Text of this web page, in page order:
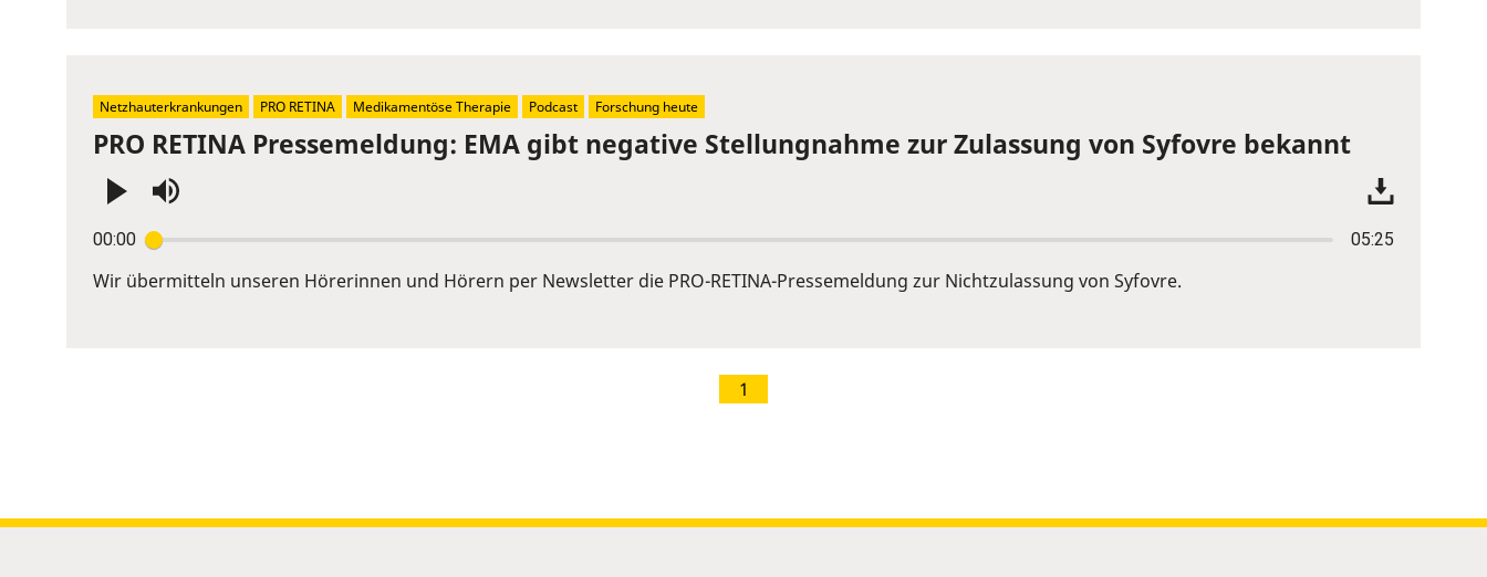
slider.
PRO RETINA Pressemeldung: EMA gibt negative Stellungnahme zur Zulassung von Syfovre bekannt
00:00 05:25
Enter
or
Wir übermitteln unseren Hörerinnen und Hörern per Newsletter die PRO-RETINA-Pressemeldung zur Nichtzulassung von Syfovre.
Netzhauterkrankungen PRO RETINA Medikamentöse Therapie Podcast Forschung heute
1